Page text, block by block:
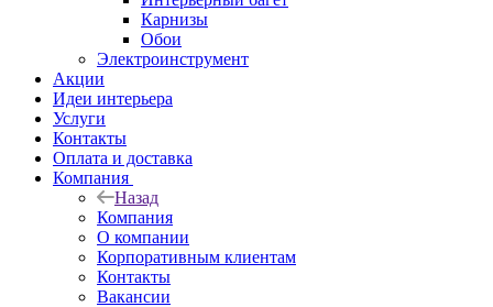
Карнизы
Обои
Электроинструмент
Акции
Идеи интерьера
Услуги
Контакты
Оплата и доставка
Компания
Назад
Компания
О компании
Корпоративным клиентам
Контакты
Вакансии